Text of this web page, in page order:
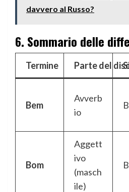
davvero al Russo?
6. Sommario delle
Termine Parte del
Bem
Avverb
io
Bom
Aggett
ivo
(masch
ile)